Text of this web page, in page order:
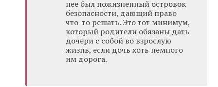
нее был пожизненный островок
безопасности, дающий право
что-то решать. Это тот минимум,
который родители обязаны дать
дочери с собой во взрослую
жизнь, если дочь хоть немного
им дорога.